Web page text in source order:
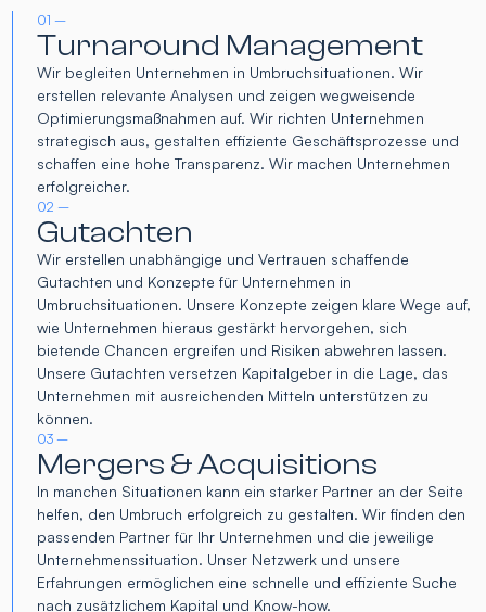
01 –
Turnaround Management
Wir begleiten Unternehmen in Umbruchsituationen. Wir
erstellen relevante Analysen und zeigen wegweisende
Optimierungsmaßnahmen auf. Wir richten Unternehmen
strategisch aus, gestalten effiziente Geschäftsprozesse und
schaffen eine hohe Transparenz. Wir machen Unternehmen
erfolgreicher.
02 –
Gutachten
Wir erstellen unabhängige und Vertrauen schaffende
Gutachten und Konzepte für Unternehmen in
Umbruchsituationen. Unsere Konzepte zeigen klare Wege auf,
wie Unternehmen hieraus gestärkt hervorgehen, sich
bietende Chancen ergreifen und Risiken abwehren lassen.
Unsere Gutachten versetzen Kapitalgeber in die Lage, das
Unternehmen mit ausreichenden Mitteln unterstützen zu
können.
03 –
Mergers & Acquisitions
In manchen Situationen kann ein starker Partner an der Seite
helfen, den Umbruch erfolgreich zu gestalten. Wir finden den
passenden Partner für Ihr Unternehmen und die jeweilige
Unternehmenssituation. Unser Netzwerk und unsere
Erfahrungen ermöglichen eine schnelle und effiziente Suche
nach zusätzlichem Kapital und Know-how.